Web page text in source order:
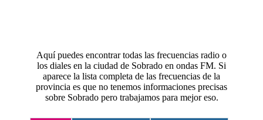
Aquí puedes encontrar todas las frecuencias radio o
los diales en la ciudad de Sobrado en ondas FM. Si
aparece la lista completa de las frecuencias de la
provincia es que no tenemos informaciones precisas
sobre Sobrado pero trabajamos para mejor eso.